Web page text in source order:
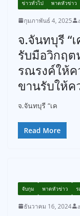
ข่าวทั่วไป พาดหัวข่าว
กุมภาพันธ์ 4, 2025
จ.จันทบุรี “
รับมือวิกฤต
รณรงค์ให้ค
ขานรับให้ค
จ.จันทบุรี “เค
Read More
จับกุม พาดหัวข่าว
ธันวาคม 16, 2024